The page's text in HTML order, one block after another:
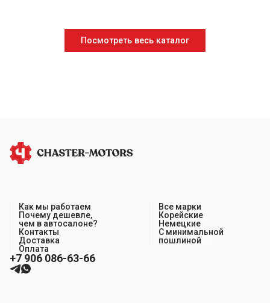
Посмотреть весь каталог
Как мы работаем
Почему дешевле,
чем в автосалоне?
Контакты
Доставка
Оплата
Все марки
Корейские
Немецкие
С минимальной
пошлиной
+7 906 086-63-66